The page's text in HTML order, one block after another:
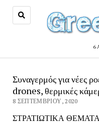
6
Συναγερμός για νέες
drones, θερμικές
8 ΣΕΠΤΕΜΒΡΊΟΥ, 2020
ΣΤΡΑΤΙΩΤΙΚΑ